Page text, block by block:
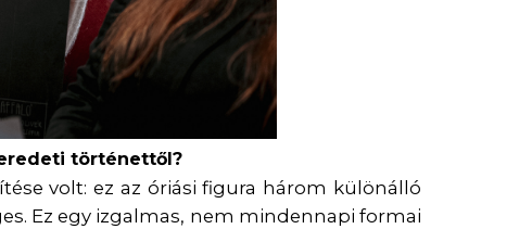
történettő l?
volt: ez az óriási figura három különálló
Ez egy izgalmas, nem mindennapi formai